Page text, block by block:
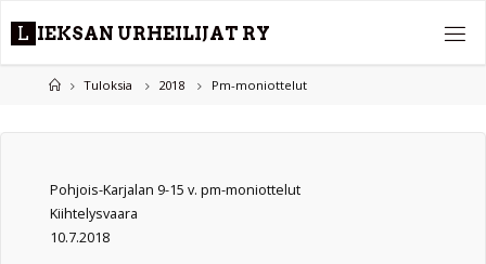
L IEKSAN URHEILIJAT RY
HomeTuloksia 2018 Pm-moniottelut
Pohjois-Karjalan 9-15 v. pm-moniottelut
Kiihtelysvaara
10.7.2018